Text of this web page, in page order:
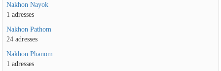
Nakhon Nayok
1 adresses
Nakhon Pathom
24 adresses
Nakhon Phanom
1 adresses